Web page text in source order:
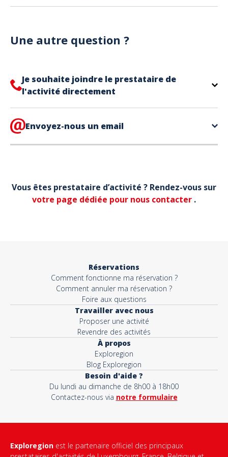
Vous pouvez utiliser votre téléphone pour présenter
Une autre question ?
Je souhaite joindre le prestataire de
l'activité directement
trouve directement sur votre billet,
en bas de page
Envoyez-nous un email
Votre email*
Vous êtes prestataire d’activité ? Rendez-vous sur
votre page dédiée pour nous contacter .
Réservations
Comment fonctionne ma réservation ?
Comment annuler ma réservation ?
Foire aux questions
Travailler avec nous
Proposer une activité
Revendre des activités
À propos
Exploregion
Blog Exploregion
Besoin d'aide ?
Du lundi au dimanche de 8h00 à 18h00
Contactez-nous via notre formulaire
Exploregion est le partenaire officiel des principaux